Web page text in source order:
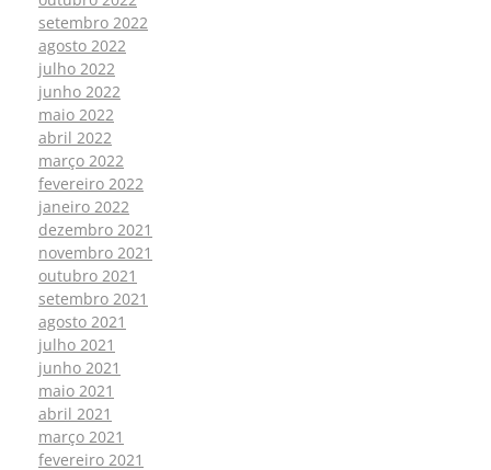
setembro 2022
agosto 2022
julho 2022
junho 2022
maio 2022
abril 2022
março 2022
fevereiro 2022
janeiro 2022
dezembro 2021
novembro 2021
outubro 2021
setembro 2021
agosto 2021
julho 2021
junho 2021
maio 2021
abril 2021
março 2021
fevereiro 2021